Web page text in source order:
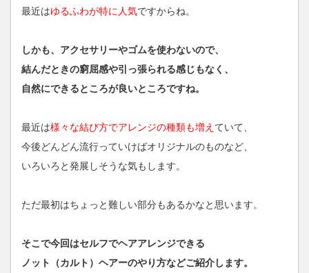
最近はゆるふわが特に人気ですからね。
しかも、アクセサリーやゴムを使わないので、
結んだときの窮屈感や引っ張られる感じもなく、
自然にできるところが良いところですね。
最近は様々な結び方でアレンジの種類も増え ていて、
今後どんどん流行っていけばオリジナルのものなど、
いろいろと発展しそうな気もします。
ただ最初はちょっと難しい部分もあるかなと思います。
そこで今回はセルフでヘアアレンジできる
ノット（カルト）ヘアーのやり方などご紹介します。